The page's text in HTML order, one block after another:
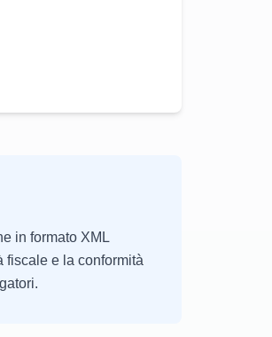
in formato XML
fiscale e la conformità